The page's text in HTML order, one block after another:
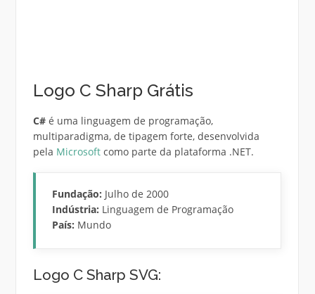
Logo C Sharp Grátis
C#é uma linguagem de programação,
multiparadigma, de tipagem forte, desenvolvida
pela Microsoftcomo parte da plataforma .NET.
Fundação: Julho de 2000
Indústria: Linguagem de Programação
País: Mundo
Logo C Sharp SVG: